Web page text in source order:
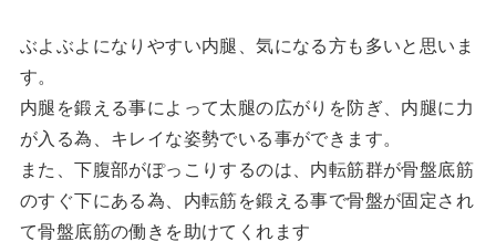
ぶよぶよになりやすい内腿、気になる方も多いと思いま
す。
内腿を鍛える事によって太腿の広がりを防ぎ、内腿に力
が入る為、キレイな姿勢でいる事ができます。
また、下腹部がぽっこりするのは、内転筋群が骨盤底筋
のすぐ下にある為、内転筋を鍛える事で骨盤が固定され
て骨盤底筋の働きを助けてくれます